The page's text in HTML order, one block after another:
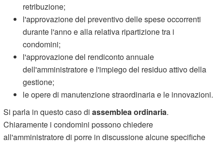
retribuzione;
l'approvazione del preventivo delle spese occorrenti
durante l'anno e alla relativa ripartizione tra i
condomini;
l'approvazione del rendiconto annuale
dell'amministratore e l'impiego del residuo attivo della
gestione;
le opere di manutenzione straordinaria e le innovazioni.
Si parla in questo caso diassemblea ordinaria.
Chiaramente i condomini possono chiedere
all'amministratore di porre in discussione alcune specifiche